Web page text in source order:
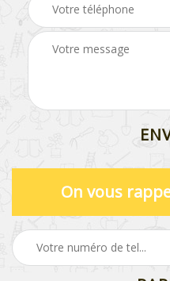
On vous